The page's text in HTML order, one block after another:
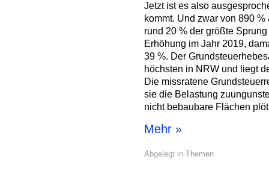
Jetzt ist es also
kommt. Und zwar von 890
rund 20 % der größte
Erhöhung im Jahr 2019,
39 %. Der
höchsten in NRW und liegt
Die missratene
sie die Belastung
nicht bebaubare Flächen
Mehr »
Abgelegt in Themen